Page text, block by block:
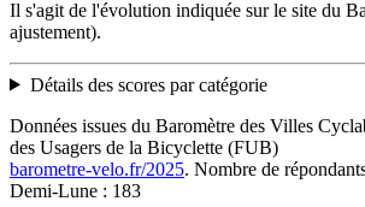
Il s'agit de l'évolution indiquée sur le site du
ajustement).
Détails des scores par catégorie
Données issues du Baromètre des Villes
des Usagers de la Bicyclette (FUB)
barometre-velo.fr/2025. Nombre de
Demi-Lune : 183